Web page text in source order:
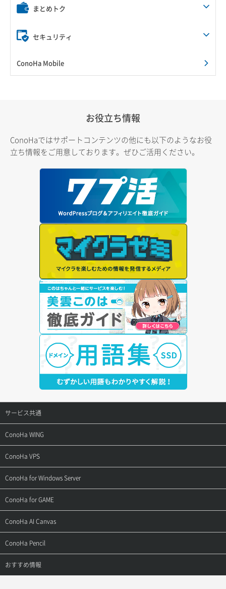
まとめトク
セキュリティ
ConoHa Mobile
お役立ち情報
ConoHaではサポートコンテンツの他にも以下のようなお役
立ち情報をご用意しております。ぜひご活用ください。
サービス共通
サポートトップ
ご契約・お支払い
用語集
お問い合わせ
ConoHa WING
サポートトップ
ご利用ガイド
お乗り換えガイド
よくある質問
ConoHa VPS
サポートトップ
ご利用ガイド
APIドキュメントVPS2.0
APIドキュメントVPS3.0
ConoHa for Windows Server
サポートトップ
ご利用ガイド
APIドキュメントVPS2.0
APIドキュメントVPS3.0
ConoHa for GAME
サポートトップ
ご利用ガイド
ConoHa AI Canvas
サポートトップ
ご利用ガイド
ConoHa Pencil
サポートトップ
おすすめ情報